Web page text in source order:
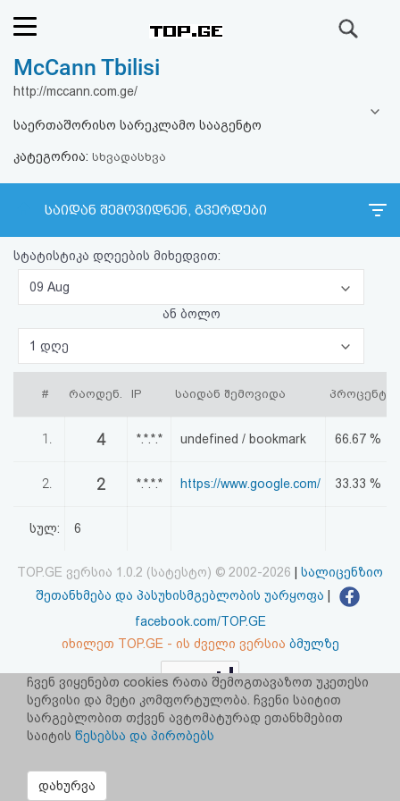
რეიტინგი
ფოსტა
კითხვა-
პასუხი
ავტორიზაცია
რეგისტრაცია
აღდგენა
კოდი
სალიცენზიო
შეთანხმება
და
პასუხისმგებლობის
უარყოფა
McCann Tbilisi
http://mccann.com.ge/
საერთაშორისო სარეკლამო სააგენტო
კატეგორია: სხვადასხვა
საიდან შემოვიდნენ, გვერდები
სტატისტიკა დღეების მიხედვით:
09 Aug
ან ბოლო
1 დღე
# რაოდენ. IP საიდან შემოვიდა პროცენტი
1. 4 *.*.*.* undefined / bookmark 66.67 %
2. 2 *.*.*.* https://www.google.com/ 33.33 %
სულ: 6
TOP.GE ვერსია 1.0.2 (სატესტო) © 2002-2026
სალიცენზიო
შეთანხმება და პასუხისმგებლობის უარყოფა
facebook.com/TOP.GE
იხილეთ TOP.GE - ის ძველი ვერსია ბმულზე
რეკლამა TOP.GE - ზე
TOP.GE-ს სერვერების განთავსებას და ინტერნეტთან კავშირს
უზრუნველყოფს:
ჩვენ ვიყენებთ cookies რათა შემოგთავაზოთ უკეთესი
სერვისი და მეტი კომფორტულობა. ჩვენი საიტით
სარგებლობით თქვენ ავტომატურად ეთანხმებით
საიტის წესებსა და პირობებს
დახურვა